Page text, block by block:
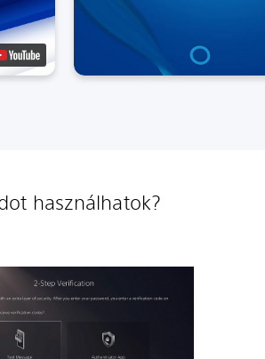
használhatok?